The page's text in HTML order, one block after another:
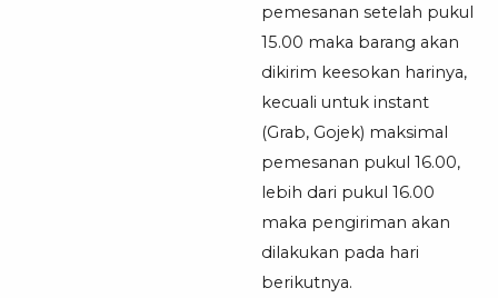
pemesanan setelah pukul
15.00 maka barang akan
dikirim keesokan harinya,
kecuali untuk instant
(Grab, Gojek) maksimal
pemesanan pukul 16.00,
lebih dari pukul 16.00
maka pengiriman akan
dilakukan pada hari
berikutnya.